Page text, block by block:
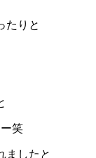
たりと
笑
ましたと